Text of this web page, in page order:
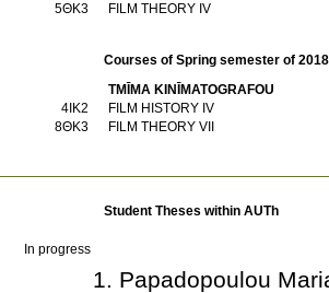
5ΘΚ3
FILM THEORY IV
Courses of Spring semester of
TMĪMA KINĪMATOGRAFOU
4ΙΚ2
FILM HISTORY IV
8ΘΚ3
FILM THEORY VII
Student Theses within AUTh
In progress
Papadopoulou